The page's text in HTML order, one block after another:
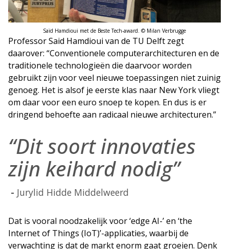
Saïd Hamdioui met de Beste Tech-award. © Milan Verbrugge
Professor Said Hamdioui van de TU Delft zegt
daarover: “Conventionele computerarchitecturen en de
traditionele technologieën die daarvoor worden
gebruikt zijn voor veel nieuwe toepassingen niet zuinig
genoeg. Het is alsof je eerste klas naar New York vliegt
om daar voor een euro snoep te kopen. En dus is er
dringend behoefte aan radicaal nieuwe architecturen.”
“Dit soort innovaties
zijn keihard nodig”
Jurylid Hidde Middelweerd
Dat is vooral noodzakelijk voor ‘edge AI-’ en ‘the
Internet of Things (IoT)’-applicaties, waarbij de
verwachting is dat de markt enorm gaat groeien. Denk